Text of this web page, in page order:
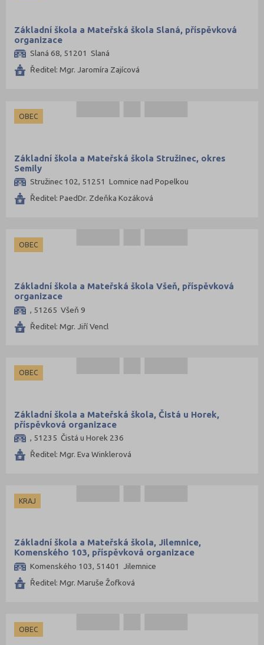
Základní škola a Mateřská škola Slaná, příspěvková
organizace
Slaná 68, 51201 Slaná
Ředitel: Mgr. Jaromíra Zajícová
OBEC
Základní škola a Mateřská škola Stružinec, okres
Semily
Stružinec 102, 51251 Lomnice nad Popelkou
Ředitel: PaedDr. Zdeňka Kozáková
OBEC
Základní škola a Mateřská škola Všeň, příspěvková
organizace
, 51265 Všeň 9
Ředitel: Mgr. Jiří Vencl
OBEC
Základní škola a Mateřská škola, Čistá u Horek,
příspěvková organizace
, 51235 Čistá u Horek 236
Ředitel: Mgr. Eva Winklerová
KRAJ
Základní škola a Mateřská škola, Jilemnice,
Komenského 103, příspěvková organizace
Komenského 103, 51401 Jilemnice
Ředitel: Mgr. Maruše Žofková
OBEC